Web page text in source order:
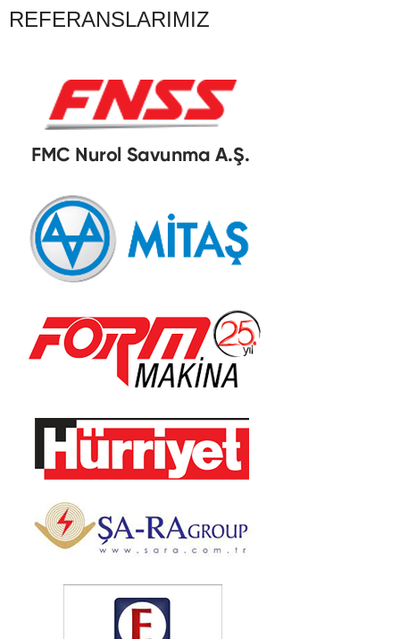
REFERANSLARIMIZ